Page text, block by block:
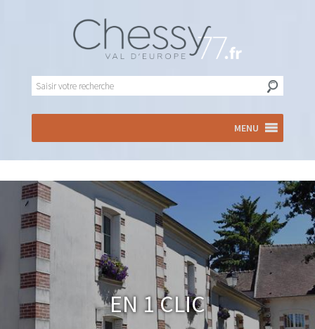
MENU
En 1 clic